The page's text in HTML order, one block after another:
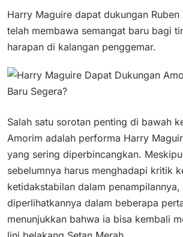
Harry Maguire dapat dukungan
telah membawa semangat baru bagi
harapan di kalangan penggemar.
Salah satu sorotan penting di bawah
Amorim adalah performa Harry
yang sering diperbincangkan.
sebelumnya harus menghadapi kritik
ketidakstabilan dalam penampilannya,
diperlihatkannya dalam beberapa
menunjukkan bahwa ia bisa kembali